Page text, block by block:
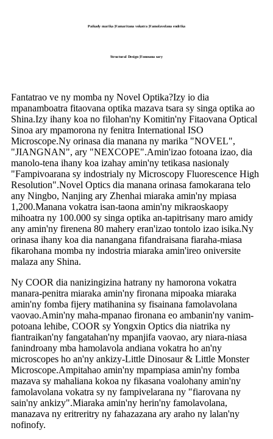
Paikady marika |Famaritana vokatra |Famolavolana endrika
Structural Design |Fonosana sary
Fantatrao ve ny momba ny Novel Optika?Izy io dia
mpanamboatra fitaovana optika mazava tsara sy singa optika ao
Shina.Izy ihany koa no filohan'ny Komitin'ny Fitaovana Optical
Sinoa ary mpamorona ny fenitra International ISO
Microscope.Ny orinasa dia manana ny marika "NOVEL",
"JIANGNAN", ary "NEXCOPE".Amin'izao fotoana izao, dia
manolo-tena ihany koa izahay amin'ny tetikasa nasionaly
"Fampivoarana sy indostrialy ny Microscopy Fluorescence High
Resolution".Novel Optics dia manana orinasa famokarana telo
any Ningbo, Nanjing ary Zhenhai miaraka amin'ny mpiasa
1,200.Manana vokatra isan-taona amin'ny mikraoskaopy
mihoatra ny 100.000 sy singa optika an-tapitrisany maro amidy
any amin'ny firenena 80 mahery eran'izao tontolo izao isika.Ny
orinasa ihany koa dia nanangana fifandraisana fiaraha-miasa
fikarohana momba ny indostria miaraka amin'ireo oniversite
malaza any Shina.
Ny COOR dia nanizingizina hatrany ny hamorona vokatra
manara-penitra miaraka amin'ny fironana mipoaka miaraka
amin'ny fomba fijery matihanina sy fisainana famolavolana
vaovao.Amin'ny maha-mpanao fironana eo ambanin'ny vanim-
potoana lehibe, COOR sy Yongxin Optics dia niatrika ny
fiantraikan'ny fangatahan'ny mpanjifa vaovao, ary niara-niasa
fanindroany mba hamolavola andiana vokatra ho an'ny
microscopes ho an'ny ankizy-Little Dinosaur & Little Monster
Microscope.Ampitahao amin'ny mpampiasa amin'ny fomba
mazava sy mahaliana kokoa ny fikasana voalohany amin'ny
famolavolana vokatra sy ny fampivelarana ny "fiarovana ny
sain'ny ankizy".Miaraka amin'ny herin'ny famolavolana,
manazava ny eritreritry ny fahazazana ary araho ny lalan'ny
nofinofy.